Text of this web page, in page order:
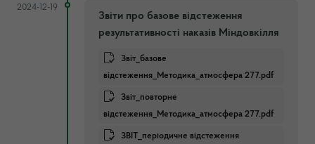
2024-12-19
Звіти про базове відстеження
результативності наказів Міндовкілля
Звіт_базове
відстеження_Методика_атмосфера 277.pdf
Звіт_повторне
відстеження_Методика_атмосфера 277.pdf
ЗВІТ_періодичне відстеження